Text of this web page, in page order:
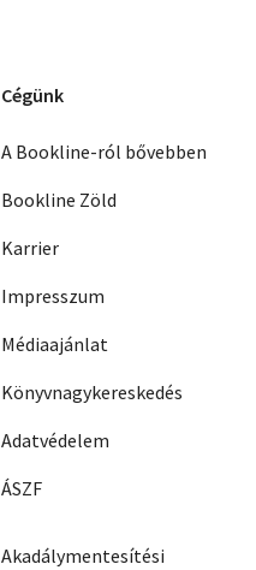
Cégünk
A Bookline-ról bővebben
Bookline Zöld
Karrier
Impresszum
Médiaajánlat
Könyvnagykereskedés
Adatvédelem
ÁSZF
Akadálymentesítési